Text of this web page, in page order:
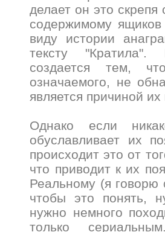
делает он это
содержимому
виду истории
тексту "Кратила".
создается тем,
означаемого, не
является причиной их
Однако если
обуславливает их
происходит это от
что приводит к их
Реальному (я
чтобы это понять,
нужно немного
только